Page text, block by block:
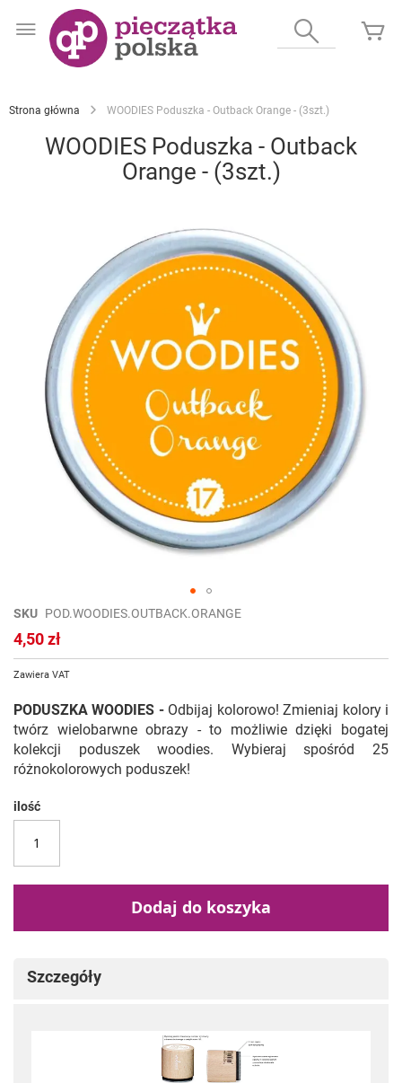
do
Wyszukaj
Strona główna WOODIES Poduszka - Outback Orange - (3szt.)
WOODIES Poduszka - Outback
Orange - (3szt.)
Przejdź
na
początek
SKU POD.WOODIES.OUTBACK.ORANGE
4,50 zł
Zawiera VAT
PODUSZKA WOODIES - Odbijaj kolorowo! Zmieniaj kolory i
twórz wielobarwne obrazy - to możliwie dzięki bogatej
kolekcji poduszek woodies. Wybieraj spośród 25
różnokolorowych poduszek!
ilość
Dodaj do koszyka
Szczegóły